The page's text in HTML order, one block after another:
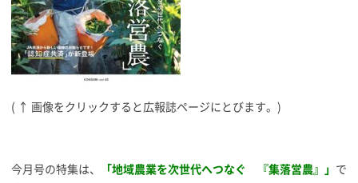
( ↑ 画像をクリックすると広報誌ページにとびます。)
今月号の特集は、 「地域農業を次世代へつなぐ 『集落営農』」 で